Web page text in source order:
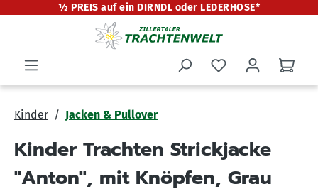
springen
½ PREIS auf ein DIRNDL oder LEDERHOSE*
Kinder Jacken & Pullover
Kinder Trachten Strickjacke
"Anton", mit Knöpfen, Grau